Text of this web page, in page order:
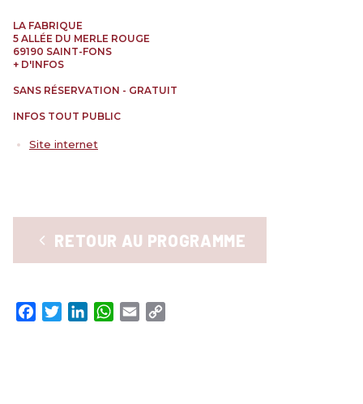
EXPÉRIENCES INSOLITES
PROJECTIONS
LA FABRIQUE
5 ALLÉE DU MERLE ROUGE
69190 SAINT-FONS
+ D'INFOS
SANS RÉSERVATION - GRATUIT
INFOS TOUT PUBLIC
Site internet
RETOUR AU PROGRAMME
Facebook
TwitterLinkedInWhatsApp
Email